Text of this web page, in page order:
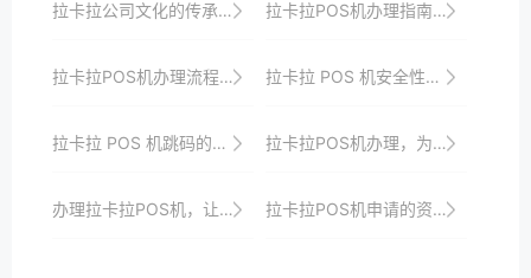
拉卡拉公司文化的传承与发展 拉卡拉POS机办理指南：一站式解决支付问题
拉卡拉POS机办理流程中的数据保护与隐私安全 拉卡拉 POS 机安全性相关类
拉卡拉 POS 机跳码的市场影响与应对 拉卡拉POS机办理，为您的店铺提供更多增值服务
办理拉卡拉POS机，让您的店铺变得更具竞争力 拉卡拉POS机申请的资格审核要点与个人和公司的合规要求